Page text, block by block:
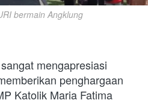
bermain Angklung
penghargaan
Katolik Maria Fatima